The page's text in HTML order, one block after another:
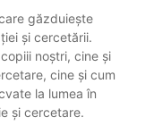
găzduiește
și cercetării.
noștri, cine și
cine și cum
la lumea în
și cercetare.